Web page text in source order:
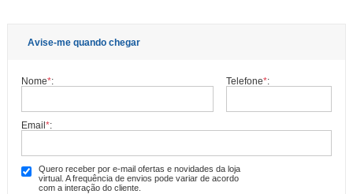
Avise-me quando chegar
Nome*: Telefone*:
Email*:
Quero receber por e-mail ofertas e novidades da loja
virtual. A frequência de envios pode variar de acordo
com a interação do cliente.